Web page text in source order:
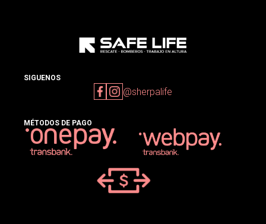
SIGUENOS
@sherpalife
MÉTODOS DE PAGO